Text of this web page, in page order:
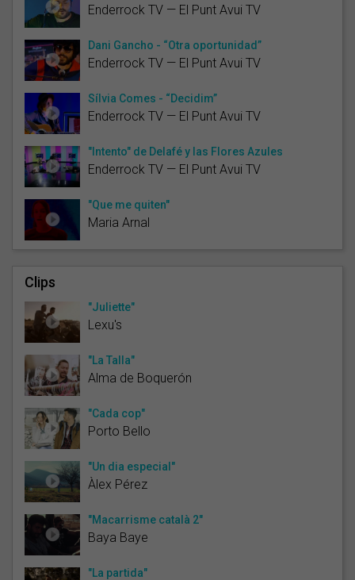
Enderrock TV — El Punt Avui TV
Dani Gancho - “Otra oportunidad”
Enderrock TV — El Punt Avui TV
Sílvia Comes - “Decidim”
Enderrock TV — El Punt Avui TV
"Intento" de Delafé y las Flores Azules
Enderrock TV — El Punt Avui TV
"Que me quiten"
Maria Arnal
Clips
"Juliette"
Lexu's
"La Talla"
Alma de Boquerón
"Cada cop"
Porto Bello
"Un dia especial"
Àlex Pérez
"Macarrisme català 2"
Baya Baye
"La partida"